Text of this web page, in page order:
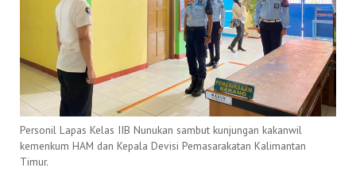
Personil Lapas Kelas IIB Nunukan sambut kunjungan kakanwil
kemenkum HAM dan Kepala Devisi Pemasarakatan Kalimantan
Timur.